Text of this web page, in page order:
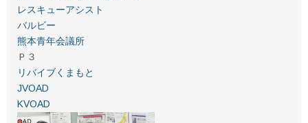
レスキューアシスト
バルビー
熊本青年会議所
Ｐ３
リバイブくまもと
JVOAD
KVOAD